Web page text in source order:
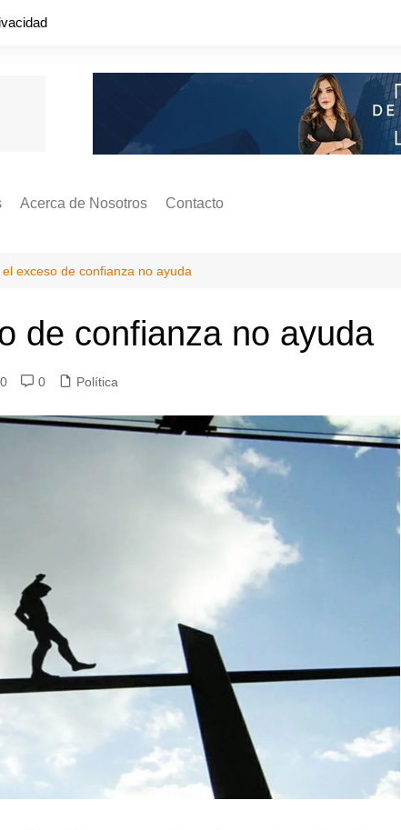
Acerca de Nosotros Contacto
exceso de confianza no ayuda
de confianza no ayuda
0 Política